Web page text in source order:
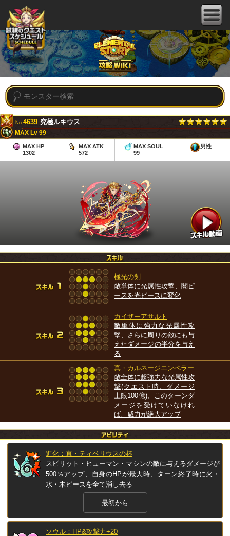
No.4639 究極ルキウス
MAX Lv 99
MAX HP
1302
MAX ATK
572
MAX SOUL
99
男性
極光の剣
敵単体に光属性攻撃、闇ピ
ースを光ピースに変化
カイザーアサルト
敵単体に強力な光属性攻
撃、さらに周りの敵にも与
えたダメージの半分を与え
る
真・カルネージエンペラー
敵全体に超強力な光属性攻
撃(クエスト時、ダメージ
上限100億)、このターンダ
メージを受けていなけれ
ば、威力が絶大アップ
進化：真・ティベリウスの杯
スピリット・ヒューマン・マシンの敵に与えるダメージが
500％アップ、自身のHPが最大時、ターン終了時に火・
水・木ピースを全て消し去る
最初から
ソウル：HP&攻撃力+20